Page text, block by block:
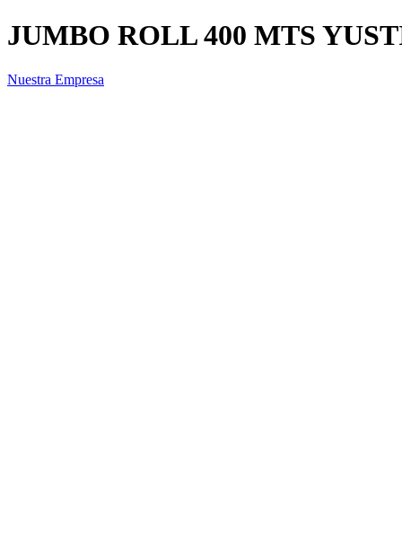
JUMBO ROLL 400 MTS
Nuestra Empresa